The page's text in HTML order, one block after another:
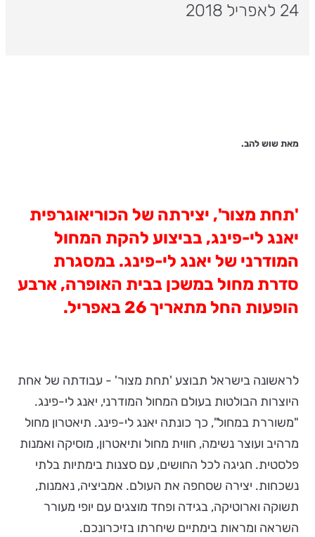
24 לאפריל 2018
מאת שוש להב.
'תחת מצור', יצירתה של הכוריאוגרפית
יאנג לי-פינג, בביצוע להקת המחול
המודרני של יאנג לי-פינג. במסגרת
סדרת מחול במשכן בבית האופרה, ארבע
הופעות החל מתאריך 26 באפריל.
לראשונה בישראל תבוצע 'תחת מצור' - עבודתה של אחת
היוצרות הבולטות בעולם המחול המודרני, יאנג לי-פינג.
"משוררת במחול", כך כונתה יאנג לי-פינג. תיאטרון מחול
מרהיב ועוצר נשימה, חווית מחול ותיאטרון, מוסיקה ואמנות
פלסטית. חגיגה לכל החושים, עם סצנות בימתיות בלתי
נשכחות. יצירה שסחפה את העולם. אמביציה, נאמנות,
תשוקה וארוטיקה, בגידה ופחד מוצגים עם יופי מעורר
השראה ומראות בימתיים שיחרתו בזיכרונכם.